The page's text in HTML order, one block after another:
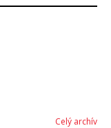
Celý archív